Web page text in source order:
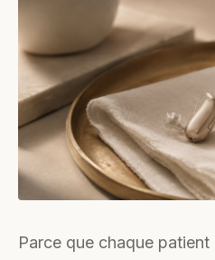
Parce que chaque